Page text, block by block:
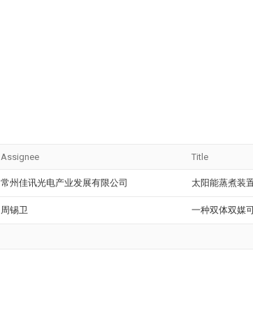
Assignee Title
常州佳讯光电产业发展有限公司 太阳能蒸煮装
周锡卫 一种双体双媒